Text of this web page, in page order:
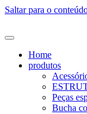
Saltar para o
Home
produtos
Peças
Bucha